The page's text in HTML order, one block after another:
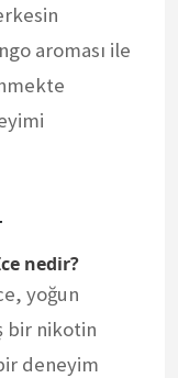
aroması ile
nedir?
yoğun
bir nikotin
deneyim